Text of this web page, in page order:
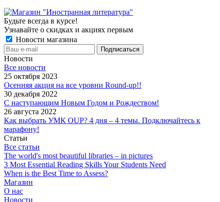
Будьте всегда в курсе!
Узнавайте о скидках и акциях первым
Новости магазина
Новости
Все новости
25 октября 2023
Осенняя акция на все уровни Round-up!!
30 декабря 2022
С наступающим Новым Годом и Рождеством!
26 августа 2022
Как выбрать УМК OUP? 4 дня – 4 темы. Подключайтесь к
марафону!
Статьи
Все статьи
The world's most beautiful libraries – in pictures
3 Most Essential Reading Skills Your Students Need
When is the Best Time to Assess?
Магазин
О нас
Новости